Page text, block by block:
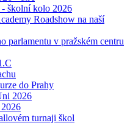
školní kolo 2026
Roadshow na naší
parlamentu v pražském centru
do Prahy
2026
turnaji škol